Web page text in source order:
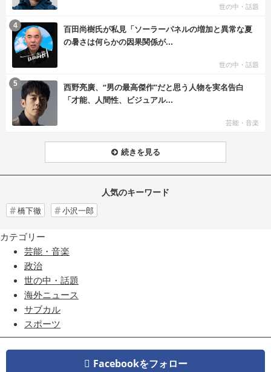
世の中・話題
百田尚樹氏が私見「ソーラーパネルの増加と異常な夏
の暑さは何らかの因果関係が...
世の中・話題
4
西野亮廣、“男の最高傑作”だと思う人物を実名告白
「才能、人間性、ビジュアル...
芸能・音楽
5
続きを見る
人気のキーワード
橋下徹 小沢一郎
カテゴリー
芸能・音楽
政治
世の中・話題
海外ニュース
サブカル
スポーツ
Facebookをフォロー